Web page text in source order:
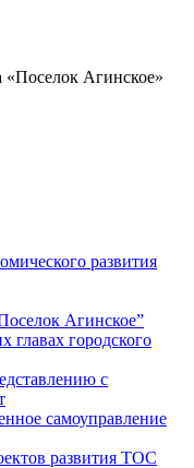
«Поселок Агинское»
развития
Агинское”
городского
с
самоуправление
развития ТОС